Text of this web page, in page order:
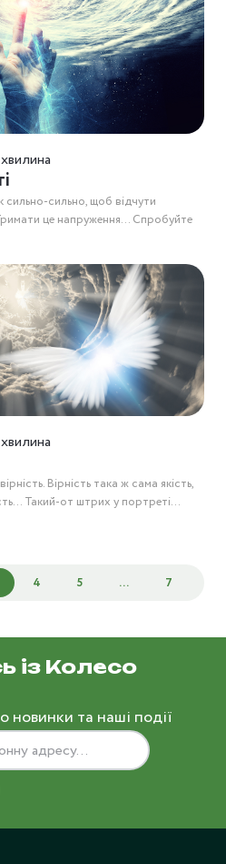
сильно-сильно, щоб відчути
це напруження… Спробуйте
Вірність така ж сама якість,
Такий-от штрих у портреті...
4 5 ... 7
із Колесо
новинки та наші події